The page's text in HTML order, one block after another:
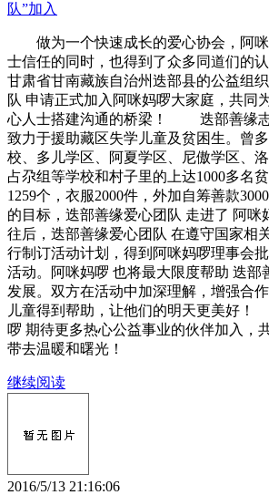
队”加入
做为一个快速成长的爱心协会，阿咪
士信任的同时，也得到了众多同道们的
甘肃省甘南藏族自治州迭部县的公益组
队 申请正式加入阿咪妈啰大家庭，共同
心人士搭建沟通的桥梁！ 迭部善缘志
致力于援助藏区失学儿童及贫困生。曾
校、多儿学区、阿夏学区、尼傲学区、
占尕组等学校和村子里的上达1000多名
1259个，衣服2000件，外加自筹善款
的目标，迭部善缘爱心团队 走进了 阿咪
往后，迭部善缘爱心团队 在遵守国家相
行制订活动计划，得到阿咪妈啰理事会
活动。阿咪妈啰 也将最大限度帮助 迭部
发展。双方在活动中加深理解，增强合
儿童得到帮助，让他们的明天更美好
啰 期待更多热心公益事业的伙伴加入，
带去温暖和曙光！
继续阅读
2016/5/13 21:16:06